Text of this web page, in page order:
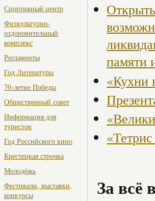
Спортивный центр
Физкультурно-
оздоровительный
комплекс
Регламенты
Год Литературы
70-летие Победы
Общественный совет
Информация для
туристов
Год Российского кино
Крестецкая строчка
Молодёжь
Фестивали, выставки,
конкурсы
памяти
«Кухни
За всё